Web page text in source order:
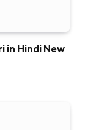
in Hindi New